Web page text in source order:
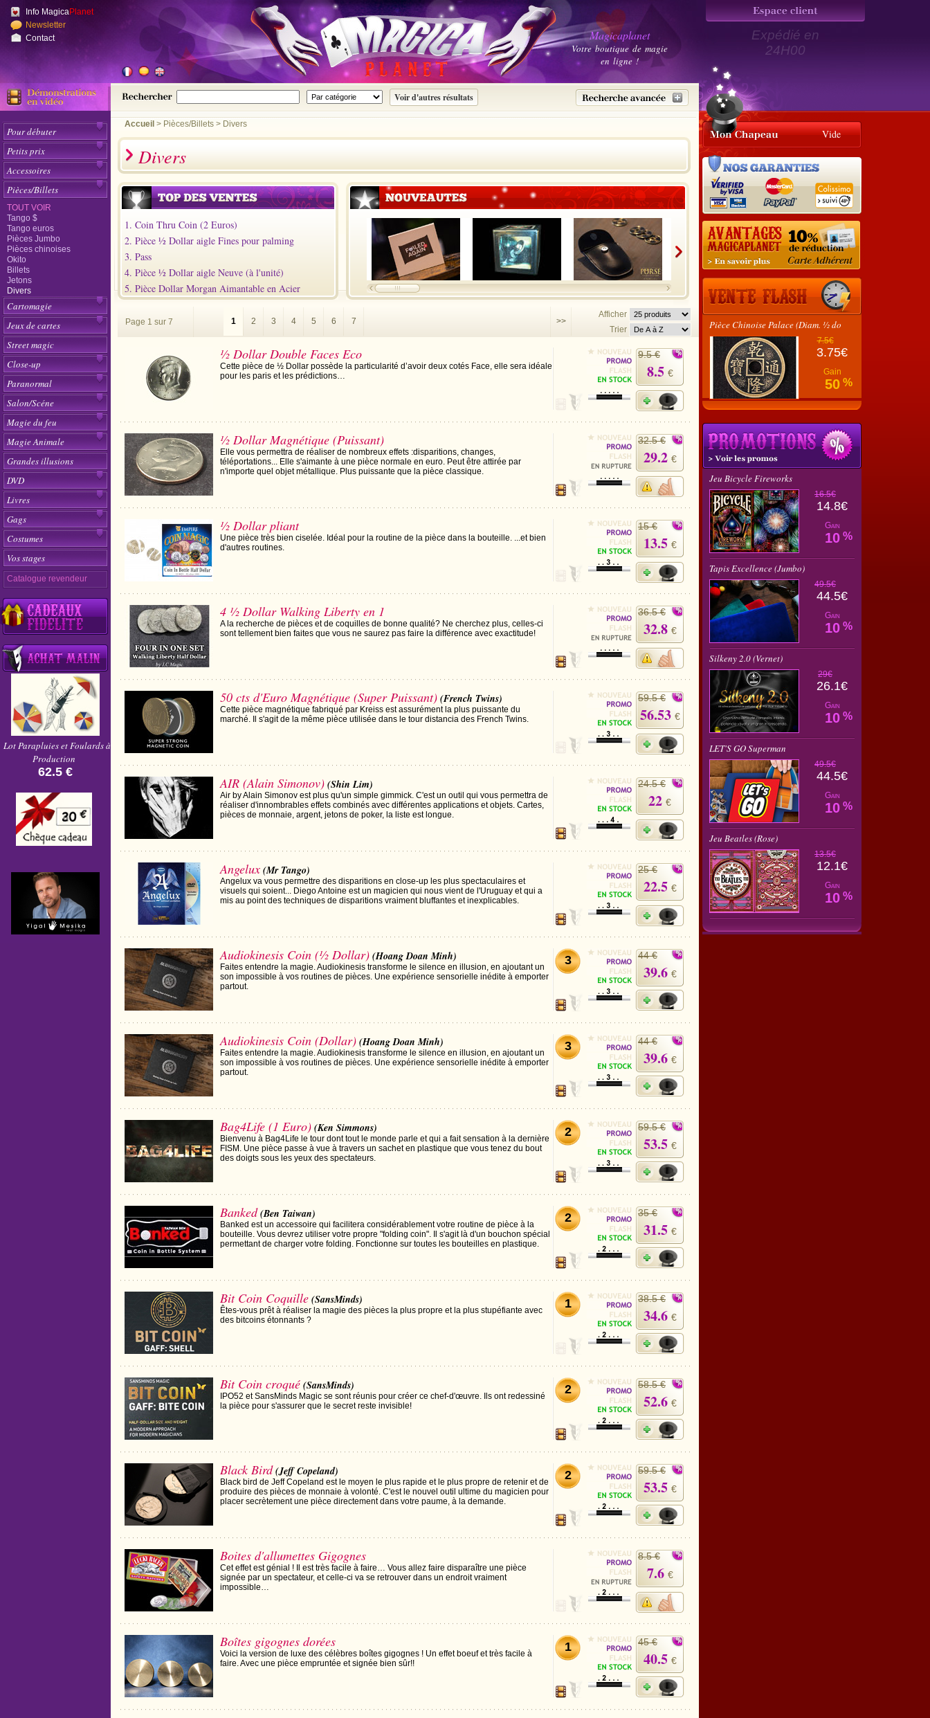
Expédié en
24H00
Info MagicaPlanet
Newsletter
Contact
Magicaplanet
Votre boutique de magie
en ligne !
Pour débuter
Petits prix
Accessoires
Pièces/Billets
TOUT VOIR
Tango $
Tango euros
Pièces Jumbo
Pièces chinoises
Okito
Billets
Jetons
Divers
Cartomagie
Jeux de cartes
Street magic
Close-up
Paranormal
Salon/Scéne
Magie du feu
Magie Animale
Grandes illusions
DVD
Livres
Gags
Costumes
Vos stages
Catalogue revendeur
Lot Parapluies et Foulards à
Production
62.5 €
Accueil > Pièces/Billets Divers
Divers
1. Coin Thru Coin (2 Euros)
2. Pièce ½ Dollar aigle Fines pour palming
3. Pass
4. Pièce ½ Dollar aigle Neuve (à l'unité)
5. Pièce Dollar Morgan Aimantable en Acier
Page 1 sur 7 1 2 3 4 5 6 7 >>
Afficher
Trier
½ Dollar Double Faces Eco
Cette pièce de ½ Dollar possède la particularité d’avoir deux cotés Face, elle sera idéale
pour les paris et les prédictions…
9.5 €
8.5 €
½ Dollar Magnétique (Puissant)
Elle vous permettra de réaliser de nombreux effets :disparitions, changes,
téléportations... Elle s'aimante à une pièce normale en euro. Peut être attirée par
n'importe quel objet métallique. Plus puissante que la pièce classique.
32.5 €
29.2 €
½ Dollar pliant
Une pièce très bien ciselée. Idéal pour la routine de la pièce dans la bouteille. ...et bien
d'autres routines.
15 €
13.5 €
4 ½ Dollar Walking Liberty en 1
A la recherche de pièces et de coquilles de bonne qualité? Ne cherchez plus, celles-ci
sont tellement bien faites que vous ne saurez pas faire la différence avec exactitude!
36.5 €
32.8 €
50 cts d'Euro Magnétique (Super Puissant) (French Twins)
Cette pièce magnétique fabriqué par Kreiss est assurément la plus puissante du
marché. Il s'agit de la même pièce utilisée dans le tour distancia des French Twins.
59.5 €
56.53 €
AIR (Alain Simonov) (Shin Lim)
Air by Alain Simonov est plus qu'un simple gimmick. C'est un outil qui vous permettra de
réaliser d'innombrables effets combinés avec différentes applications et objets. Cartes,
pièces de monnaie, argent, jetons de poker, la liste est longue.
24.5 €
22 €
Angelux (Mr Tango)
Angelux va vous permettre des disparitions en close-up les plus spectaculaires et
visuels qui soient... Diego Antoine est un magicien qui nous vient de l'Uruguay et qui a
mis au point des techniques de disparitions vraiment bluffantes et inexplicables.
25 €
22.5 €
Audiokinesis Coin (½ Dollar) (Hoang Doan Minh)
Faites entendre la magie. Audiokinesis transforme le silence en illusion, en ajoutant un
son impossible à vos routines de pièces. Une expérience sensorielle inédite à emporter
partout.
3 44 €
39.6 €
Audiokinesis Coin (Dollar) (Hoang Doan Minh)
Faites entendre la magie. Audiokinesis transforme le silence en illusion, en ajoutant un
son impossible à vos routines de pièces. Une expérience sensorielle inédite à emporter
partout.
3 44 €
39.6 €
Bag4Life (1 Euro) (Ken Simmons)
Bienvenu à Bag4Life le tour dont tout le monde parle et qui a fait sensation à la dernière
FISM. Une pièce passe à vue à travers un sachet en plastique que vous tenez du bout
des doigts sous les yeux des spectateurs.
2 59.5 €
53.5 €
Banked (Ben Taiwan)
Banked est un accessoire qui facilitera considérablement votre routine de pièce à la
bouteille. Vous devrez utiliser votre propre "folding coin". Il s'agit là d'un bouchon spécial
permettant de charger votre folding. Fonctionne sur toutes les bouteilles en plastique.
2 35 €
31.5 €
Bit Coin Coquille (SansMinds)
Êtes-vous prêt à réaliser la magie des pièces la plus propre et la plus stupéfiante avec
des bitcoins étonnants ?
1 38.5 €
34.6 €
Bit Coin croqué (SansMinds)
IPO52 et SansMinds Magic se sont réunis pour créer ce chef-d'œuvre. Ils ont redessiné
la pièce pour s'assurer que le secret reste invisible!
2 58.5 €
52.6 €
Black Bird (Jeff Copeland)
Black bird de Jeff Copeland est le moyen le plus rapide et le plus propre de retenir et de
produire des pièces de monnaie à volonté. C'est le nouvel outil ultime du magicien pour
placer secrètement une pièce directement dans votre paume, à la demande.
2 59.5 €
53.5 €
Boites d'allumettes Gigognes
Cet effet est génial ! Il est très facile à faire… Vous allez faire disparaître une pièce
signée par un spectateur, et celle-ci va se retrouver dans un endroit vraiment
impossible…
8.5 €
7.6 €
Boîtes gigognes dorées
Voici la version de luxe des célèbres boîtes gigognes ! Un effet boeuf et très facile à
faire. Avec une pièce empruntée et signée bien sûr!!
1 45 €
40.5 €
Vide
Pièce Chinoise Palace (Diam. ½ do
7.5€
3.75€
Gain
50 %
Jeu Bicycle Fireworks
16.5€
14.8€
Gain
10 %
Tapis Excellence (Jumbo)
49.5€
44.5€
Gain
10 %
Silkeny 2.0 (Vernet)
29€
26.1€
Gain
10 %
LET'S GO Superman
49.5€
44.5€
Gain
10 %
Jeu Beatles (Rose)
13.5€
12.1€
Gain
10 %